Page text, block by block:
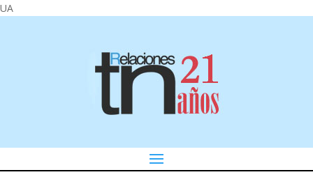
UA